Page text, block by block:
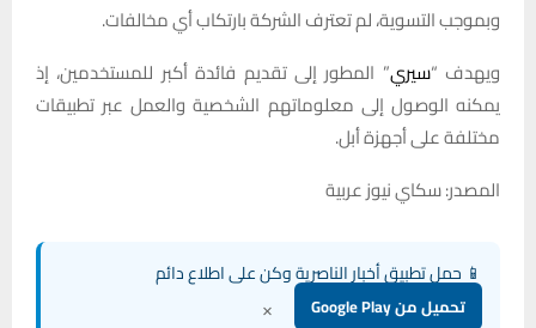
وبموجب التسوية، لم تعترف الشركة بارتكاب أي مخالفات.
ويهدف “سيري” المطور إلى تقديم فائدة أكبر للمستخدمين، إذ
يمكنه الوصول إلى معلوماتهم الشخصية والعمل عبر تطبيقات
مختلفة على أجهزة أبل.
المصدر: سكاي نيوز عربية
📱 حمل تطبيق أخبار الناصرية وكن على اطلاع دائم
تحميل من Google Play ×